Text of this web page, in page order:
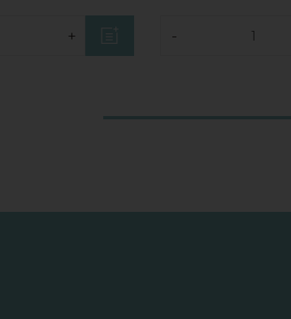
+ -